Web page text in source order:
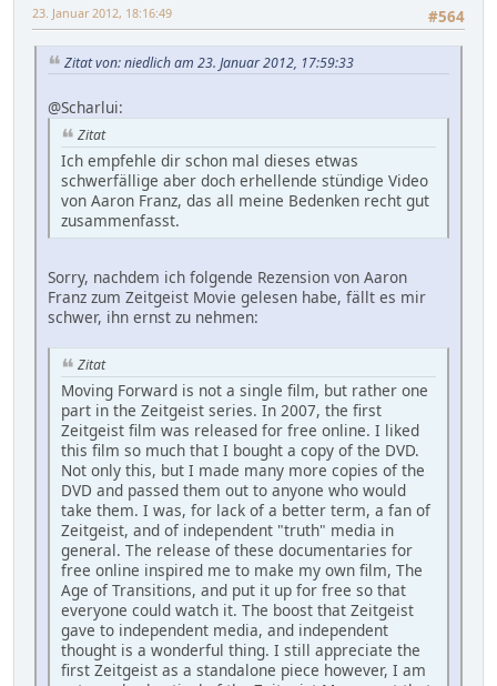
#564
23. Januar 2012, 18:16:49
Zitat von: niedlich am 23. Januar 2012, 17:59:33
@Scharlui:
Zitat
Ich empfehle dir schon mal dieses etwas
schwerfällige aber doch erhellende stündige Video
von Aaron Franz, das all meine Bedenken recht gut
zusammenfasst.
Sorry, nachdem ich folgende Rezension von Aaron
Franz zum Zeitgeist Movie gelesen habe, fällt es mir
schwer, ihn ernst zu nehmen:
Zitat
Moving Forward is not a single film, but rather one
part in the Zeitgeist series. In 2007, the first
Zeitgeist film was released for free online. I liked
this film so much that I bought a copy of the DVD.
Not only this, but I made many more copies of the
DVD and passed them out to anyone who would
take them. I was, for lack of a better term, a fan of
Zeitgeist, and of independent "truth" media in
general. The release of these documentaries for
free online inspired me to make my own film, The
Age of Transitions, and put it up for free so that
everyone could watch it. The boost that Zeitgeist
gave to independent media, and independent
thought is a wonderful thing. I still appreciate the
first Zeitgeist as a standalone piece however, I am